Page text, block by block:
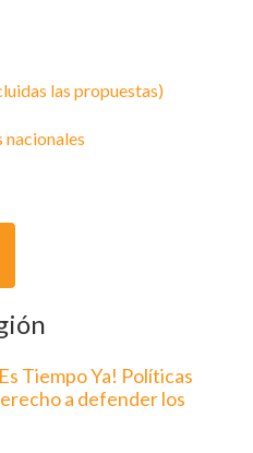
las propuestas)
Tiempo Ya! Políticas
a defender los